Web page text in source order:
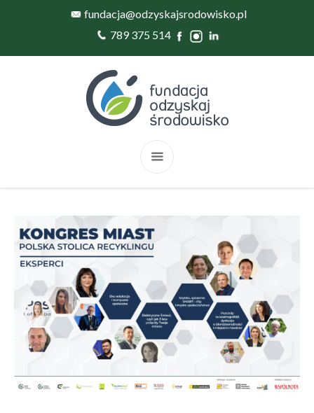
fundacja@odzyskajsrodowisko.pl
789 375 514